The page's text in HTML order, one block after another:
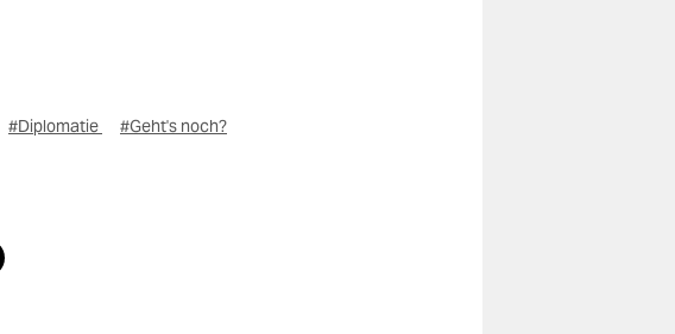
#Diplomatie #Geht's noch?